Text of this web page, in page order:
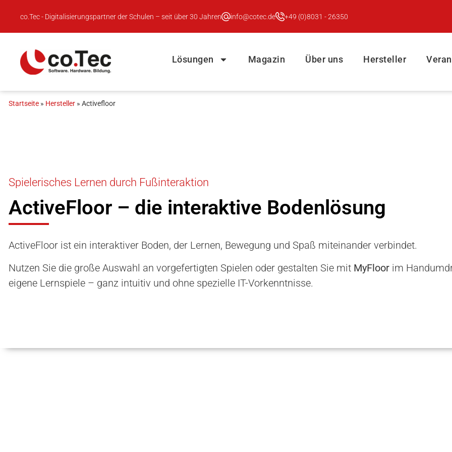
springenco.Tec - Digitalisierungspartner der Schulen – seit über 30 Jahren info@cotec.de +49 (0)8031 - 26350
Lösungen Magazin Über uns Hersteller
Startseite » Hersteller » Activefloor
Spielerisches Lernen durch Fußinteraktion
ActiveFloor – die interaktive Bodenlösung
ActiveFloor ist ein interaktiver Boden, der Lernen, Bewegung und Spaß miteinander verbindet.
Nutzen Sie die große Auswahl an vorgefertigten Spielen oder gestalten Sie mit MyFloor im
eigene Lernspiele – ganz intuitiv und ohne spezielle IT-Vorkenntnisse.